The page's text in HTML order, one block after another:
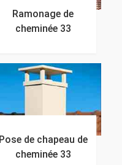
Ramonage de
cheminée 33
Pose de chapeau de
cheminée 33